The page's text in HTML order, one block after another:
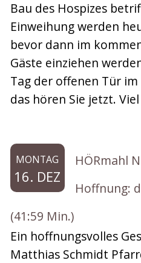
Bau des Hospizes
Einweihung werden
bevor dann im
Gäste einziehen
Tag der offenen Tür im
das hören Sie jetzt.
MONTAG
16. DEZ
HÖRmahl
Hoffnung:
(41:59 Min.)
Ein hoffnungsvolles
Matthias Schmidt